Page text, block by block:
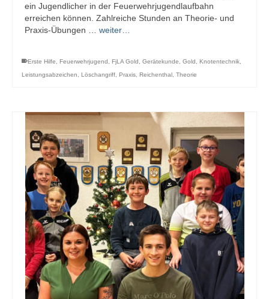
ein Jugendlicher in der Feuerwehrjugendlaufbahn
erreichen können. Zahlreiche Stunden an Theorie- und
Praxis-Übungen … weiter…
Erste Hilfe Feuerwehrjugend FjLA Gold Gerätekunde Gold Knotentechnik
Leistungsabzeichen
Löschangriff Praxis Reichenthal Theorie